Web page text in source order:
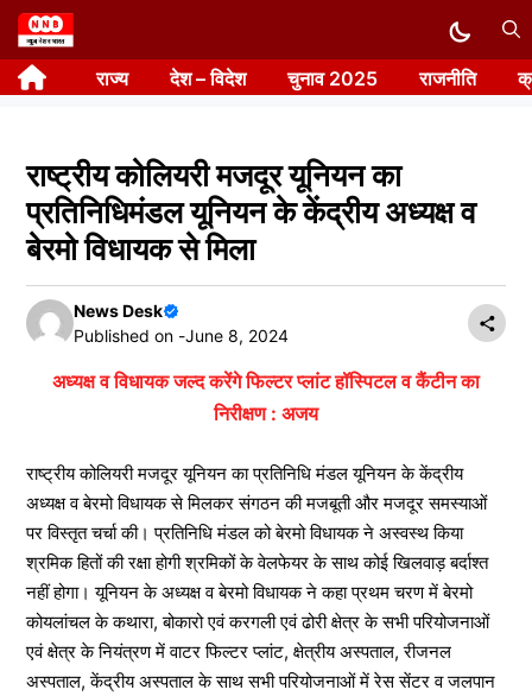
Skip
to
content राज्य देश – विदेश चुनाव 2025 राजनीति
राष्ट्रीय कोलियरी मजदूर यूनियन का
प्रतिनिधिमंडल यूनियन के केंद्रीय अध्यक्ष व
बेरमो विधायक से मिला
News Desk
Published on -June 8, 2024
अध्यक्ष व विधायक जल्द करेंगे फिल्टर प्लांट हॉस्पिटल व कैंटीन का
निरीक्षण : अजय
राष्ट्रीय कोलियरी मजदूर यूनियन का प्रतिनिधि मंडल यूनियन के केंद्रीय
अध्यक्ष व बेरमो विधायक से मिलकर संगठन की मजबूती और मजदूर समस्याओं
पर विस्तृत चर्चा की। प्रतिनिधि मंडल को बेरमो विधायक ने अस्वस्थ किया
श्रमिक हितों की रक्षा होगी श्रमिकों के वेलफेयर के साथ कोई खिलवाड़ बर्दाश्त
नहीं होगा। यूनियन के अध्यक्ष व बेरमो विधायक ने कहा प्रथम चरण में बेरमो
कोयलांचल के कथारा, बोकारो एवं करगली एवं ढोरी क्षेत्र के सभी परियोजनाओं
एवं क्षेत्र के नियंत्रण में वाटर फिल्टर प्लांट, क्षेत्रीय अस्पताल, रीजनल
अस्पताल, केंद्रीय अस्पताल के साथ सभी परियोजनाओं में रेस सेंटर व जलपान